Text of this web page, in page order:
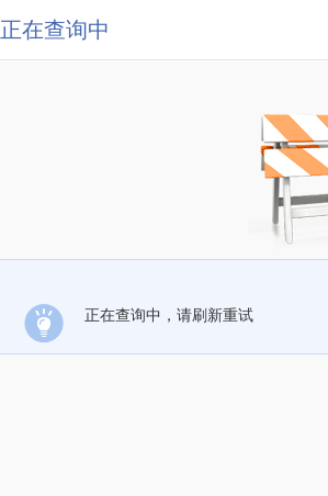
正在查询中
正在查询中，请刷新重试